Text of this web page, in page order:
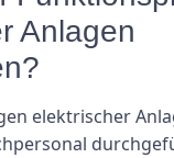
Anlagen
elektrischer